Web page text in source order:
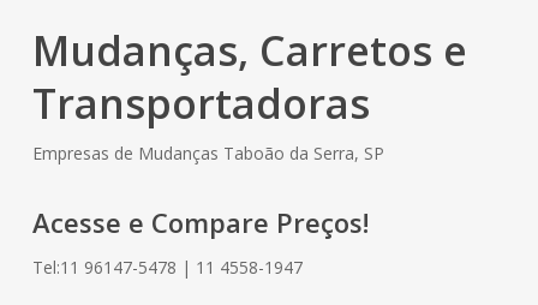
Mudanças, Carretos e
Transportadoras
Empresas de Mudanças Taboão da Serra, SP
Acesse e Compare Preços!
Tel:11 96147-5478 | 11 4558-1947